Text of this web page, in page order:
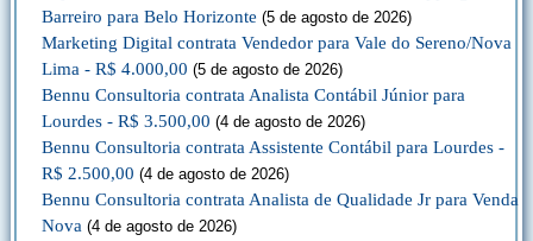
Barreiro para Belo Horizonte (5 de agosto de 2026)
Marketing Digital contrata Vendedor para Vale do Sereno/Nova
Lima - R$ 4.000,00 (5 de agosto de 2026)
Bennu Consultoria contrata Analista Contábil Júnior para
Lourdes - R$ 3.500,00 (4 de agosto de 2026)
Bennu Consultoria contrata Assistente Contábil para Lourdes -
R$ 2.500,00 (4 de agosto de 2026)
Bennu Consultoria contrata Analista de Qualidade Jr para Venda
Nova (4 de agosto de 2026)